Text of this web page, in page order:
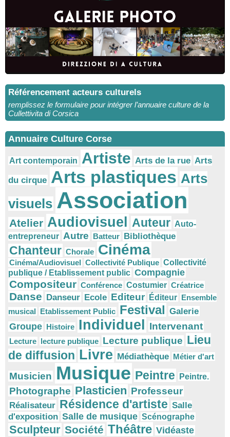
Référencement acteurs culturels
remplissez le formulaire pour intégrer l’annuaire culture de la
Cullettivita di Corsica
Annuaire Culture Corse
Art contemporain Artiste Arts de la rue Arts
du cirque Arts plastiques Arts
visuels Association
Atelier Audiovisuel Auteur Auto-
entrepreneur Autre Batteur Bibliothèque
Chanteur Chorale Cinéma
Cinéma/Audiovisuel Collectivité Publique Collectivité
publique / Etablissement public Compagnie
Compositeur Conférence Costumier Créatrice
Danse Danseur Ecole Editeur Éditeur Ensemble
musical Etablissement Public Festival Galerie
Groupe Histoire Individuel Intervenant
Lecture lecture publique Lecture publique Lieu
de diffusion Livre Médiathèque Métier d'art
Musicien Musique Peintre Peintre.
Photographe Plasticien Professeur
Réalisateur Résidence d'artiste Salle
d'exposition Salle de musique Scénographe
Sculpteur Société Théâtre Vidéaste